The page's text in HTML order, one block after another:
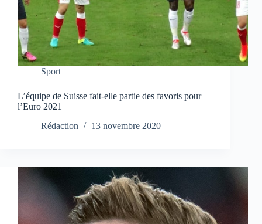
Sport
L’équipe de Suisse fait-elle partie des favoris pour
l’Euro 2021
Rédaction
13 novembre 2020